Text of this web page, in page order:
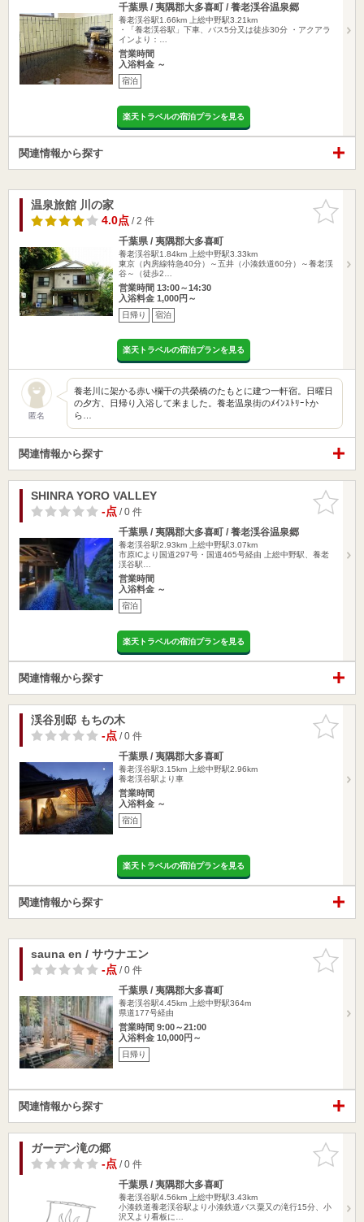
千葉県 / 夷隅郡大多喜町 / 養老渓谷温泉郷
養老渓谷駅1.66km
上総中野駅3.21km
・「養老渓谷駅」下車、バス5分又は徒歩30分 ・アクアラ
インより：…
営業時間
入浴料金 ～
宿泊
楽天トラベルの宿泊プランを見る
関連情報から探す
お気に入
りに追加
温泉旅館 川の家
4.0点/ 2 件
千葉県 / 夷隅郡大多喜町
養老渓谷駅1.84km
上総中野駅3.33km
東京（内房線特急40分）～五井（小湊鉄道60分）～養老渓
谷～（徒歩2…
営業時間 13:00～14:30
入浴料金 1,000円～
日帰り 宿泊
楽天トラベルの宿泊プランを見る
匿名
養老川に架かる赤い欄干の共榮橋のたもとに建つ一軒宿。日曜日
の夕方、日帰り入浴して来ました。養老温泉街のﾒｲﾝｽﾄﾘｰﾄか
ら…
関連情報から探す
お気に入
りに追加
SHINRA YORO VALLEY
-点/ 0 件
千葉県 / 夷隅郡大多喜町 / 養老渓谷温泉郷
養老渓谷駅2.93km
上総中野駅3.07km
市原ICより国道297号・国道465号経由 上総中野駅、養老
渓谷駅…
営業時間
入浴料金 ～
宿泊
楽天トラベルの宿泊プランを見る
関連情報から探す
お気に入
りに追加
渓谷別邸 もちの木
-点/ 0 件
千葉県 / 夷隅郡大多喜町
養老渓谷駅3.15km
上総中野駅2.96km
養老渓谷駅より車
営業時間
入浴料金 ～
宿泊
楽天トラベルの宿泊プランを見る
関連情報から探す
お気に入
りに追加
sauna en / サウナエン
-点/ 0 件
千葉県 / 夷隅郡大多喜町
養老渓谷駅4.45km
上総中野駅364m
県道177号経由
営業時間 9:00～21:00
入浴料金 10,000円～
日帰り
関連情報から探す
お気に入
りに追加
ガーデン滝の郷
-点/ 0 件
千葉県 / 夷隅郡大多喜町
養老渓谷駅4.56km
上総中野駅3.43km
小湊鉄道養老渓谷駅より小湊鉄道バス粟又の滝行15分、小
沢又より看板に…